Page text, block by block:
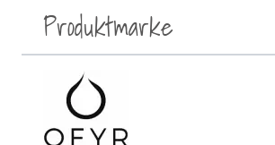
Produktmarke